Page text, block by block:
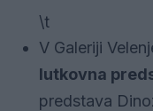
\t
V Galeriji
lutkovna
predstava